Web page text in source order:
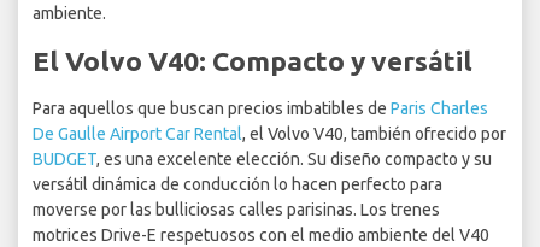
ambiente.
El Volvo V40: Compacto y versátil
Para aquellos que buscan precios imbatibles de Paris Charles
De Gaulle Airport Car Rental, el Volvo V40, también ofrecido por
BUDGET, es una excelente elección. Su diseño compacto y su
versátil dinámica de conducción lo hacen perfecto para
moverse por las bulliciosas calles parisinas. Los trenes
motrices Drive-E respetuosos con el medio ambiente del V40